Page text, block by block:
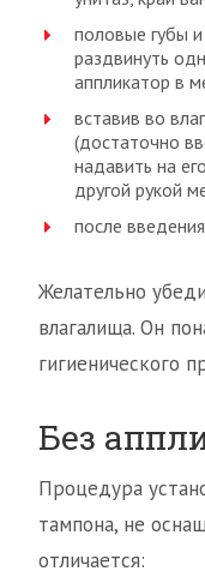
половые губы
раздвинуть
аппликатор в
вставив во
(достаточно
надавить на
другой рукой
после
Желательно
влагалища. Он
гигиенического
Без
Процедура
тампона, не
отличается: